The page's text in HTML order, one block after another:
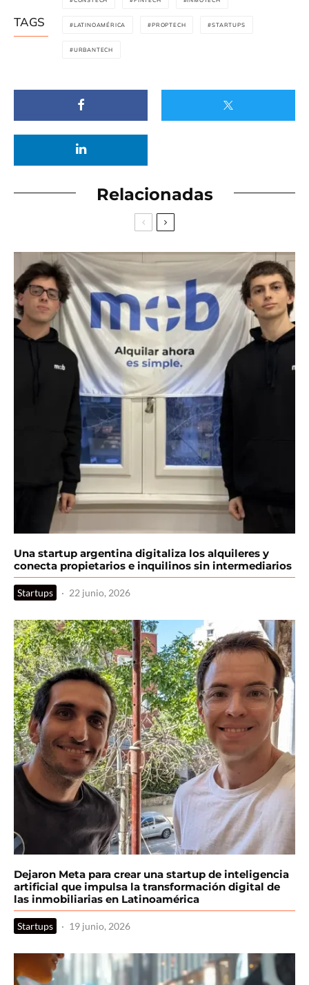
TAGS LATINOAMÉRICA PROPTECH STARTUPS
URBANTECH
Relacionadas
Una startup argentina digitaliza los alquileres y
conecta propietarios e inquilinos sin intermediarios
Startups · 22 junio, 2026
Dejaron Meta para crear una startup de inteligencia
artificial que impulsa la transformación digital de
las inmobiliarias en Latinoamérica
Startups · 19 junio, 2026